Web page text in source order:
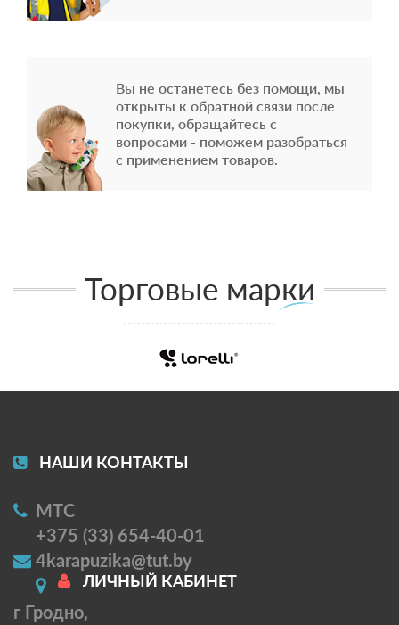
Вы не останетесь без помощи, мы
открыты к обратной связи после
покупки, обращайтесь с
вопросами - поможем разобраться
с применением товаров.
Торговые марки
НАШИ КОНТАКТЫ
МТС
+375 (33) 654-40-01
4karapuzika@tut.by
г Гродно,
ЛИЧНЫЙ КАБИНЕТ